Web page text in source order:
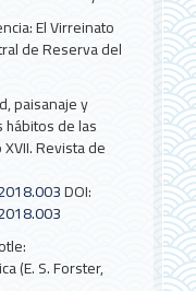
El Virreinato
de Reserva del
paisanaje y
de las
Revista de
DOI:
(E. S. Forster,